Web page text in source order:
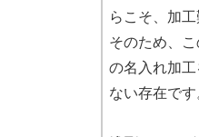
らこそ、加
そのため、
の名入れ加
ない存在です